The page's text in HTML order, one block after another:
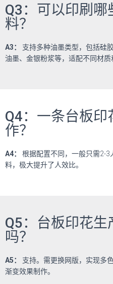
Q3：可以印刷
料？
A3：
支持多种油墨类型，包括硅
油墨、金银粉浆等，适配不同材质
Q4：一条台板
作？
A4： 根据配置不同，一般只需2-3
料，极大提升了人效比。
Q5：台板印花生
吗？
A5：
支持。需更换网版，实现多
渐变效果制作。